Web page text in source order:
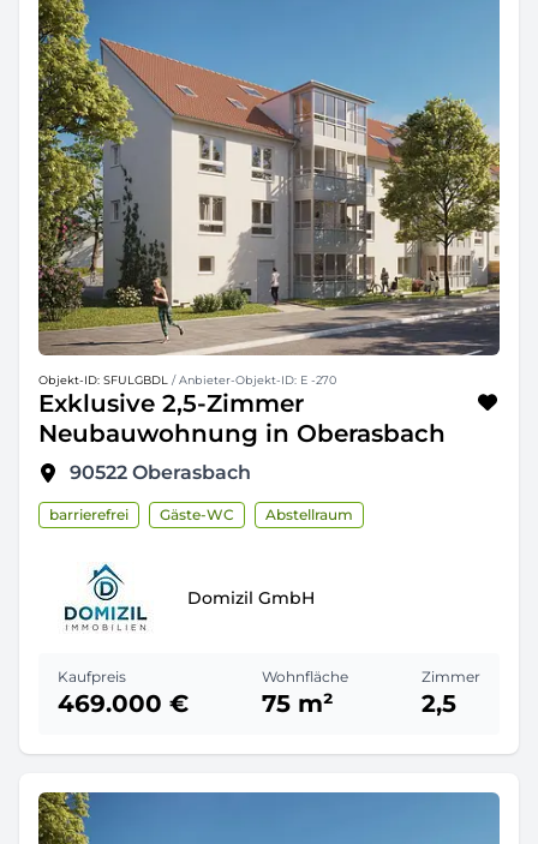
Objekt-ID: SFULGBDL / Anbieter-Objekt-ID: E -270
Exklusive 2,5-Zimmer
Neubauwohnung in Oberasbach
90522 Oberasbach
barrierefrei Gäste-WC Abstellraum
Domizil GmbH
Kaufpreis
469.000 €
Wohnfläche
75 m²
Zimmer
2,5